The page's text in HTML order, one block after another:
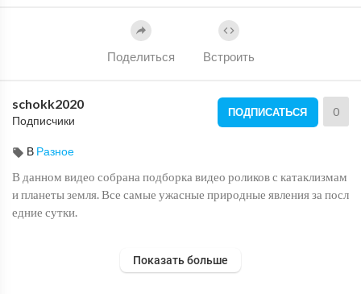
Поделиться Встроить
schokk2020
Подписчики
ПОДПИСАТЬСЯ 0
В Разное
В данном видео собрана подборка видео роликов с катаклизмам
и планеты земля. Все самые ужасные природные явления за посл
едние сутки.
Telegram: https://t.me/ourEarth365
Показать больше